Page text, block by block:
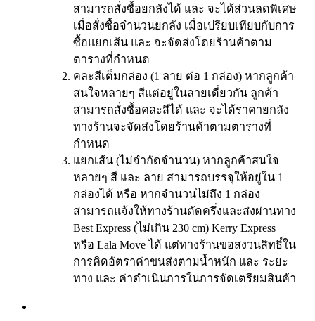
สามารถสั่งซื้อยกลังได้ และ จะได้ส่วนลดพิเศษ
เมื่อสั่งซื้อจำนวนยกลัง เมื่อเปรียบเทียบกับการ
ซื้อแยกเส้น และ จะจัดส่งโดยร้านค้าตาม
ตารางที่กำหนด
คละสีเต็มกล่อง (1 ลาย ต่อ 1 กล่อง) หากลูกค้า
สนใจหลายๆ สีแต่อยู่ในลายเดี่ยวกัน ลูกค้า
สามารถสั่งซื้อคละสีได้ และ จะได้ราคายกลัง
ทางร้านจะจัดส่งโดยร้านค้าตามตารางที่
กำหนด
แยกเส้น (ไม่จำกัดจำนวน) หากลูกค้าสนใจ
หลายๆ สี และ ลาย สามารถบรรจุให้อยู่ใน 1
กล่องได้ หรือ หากจำนวนไม่ถึง 1 กล่อง
สามารถแจ้งให้ทางร้านตัดครึ่งและส่งผ่านทาง
Best Express (ไม่เกิน 230 cm) Kerry Express
หรือ Lala Move ได้ แต่ทางร้านขอสงวนสิทธิ์ใน
การคิดอัตราค่าขนส่งตามน้ำหนัก และ ระยะ
ทาง และ ค่าดำเนินการในการจัดเตรียมสินค้า